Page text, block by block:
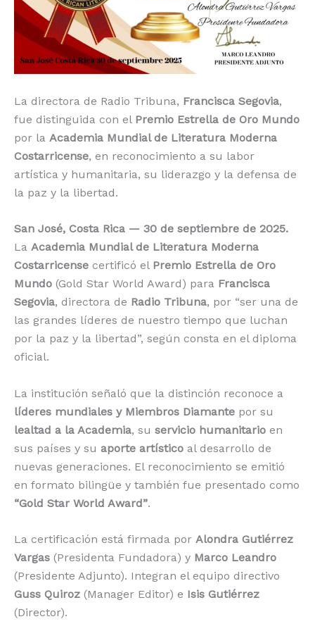
La directora de Radio Tribuna, Francisca Segovia,
fue distinguida con el Premio Estrella de Oro Mundo
por la Academia Mundial de Literatura Moderna
Costarricense, en reconocimiento a su labor
artística y humanitaria, su liderazgo y la defensa de
la paz y la libertad.
San José, Costa Rica — 30 de septiembre de 2025.
La Academia Mundial de Literatura Moderna
Costarricense certificó el Premio Estrella de Oro
Mundo (Gold Star World Award) para Francisca
Segovia, directora de Radio Tribuna, por “ser una de
las grandes líderes de nuestro tiempo que luchan
por la paz y la libertad”, según consta en el diploma
oficial.
La institución señaló que la distinción reconoce a
líderes mundiales y Miembros Diamante por su
lealtad a la Academia, su servicio humanitario en
sus países y su aporte artístico al desarrollo de
nuevas generaciones. El reconocimiento se emitió
en formato bilingüe y también fue presentado como
“Gold Star World Award”.
La certificación está firmada por Alondra Gutiérrez
Vargas (Presidenta Fundadora) y Marco Leandro
(Presidente Adjunto). Integran el equipo directivo
Guss Quiroz (Manager Editor) e Isis Gutiérrez
(Director).